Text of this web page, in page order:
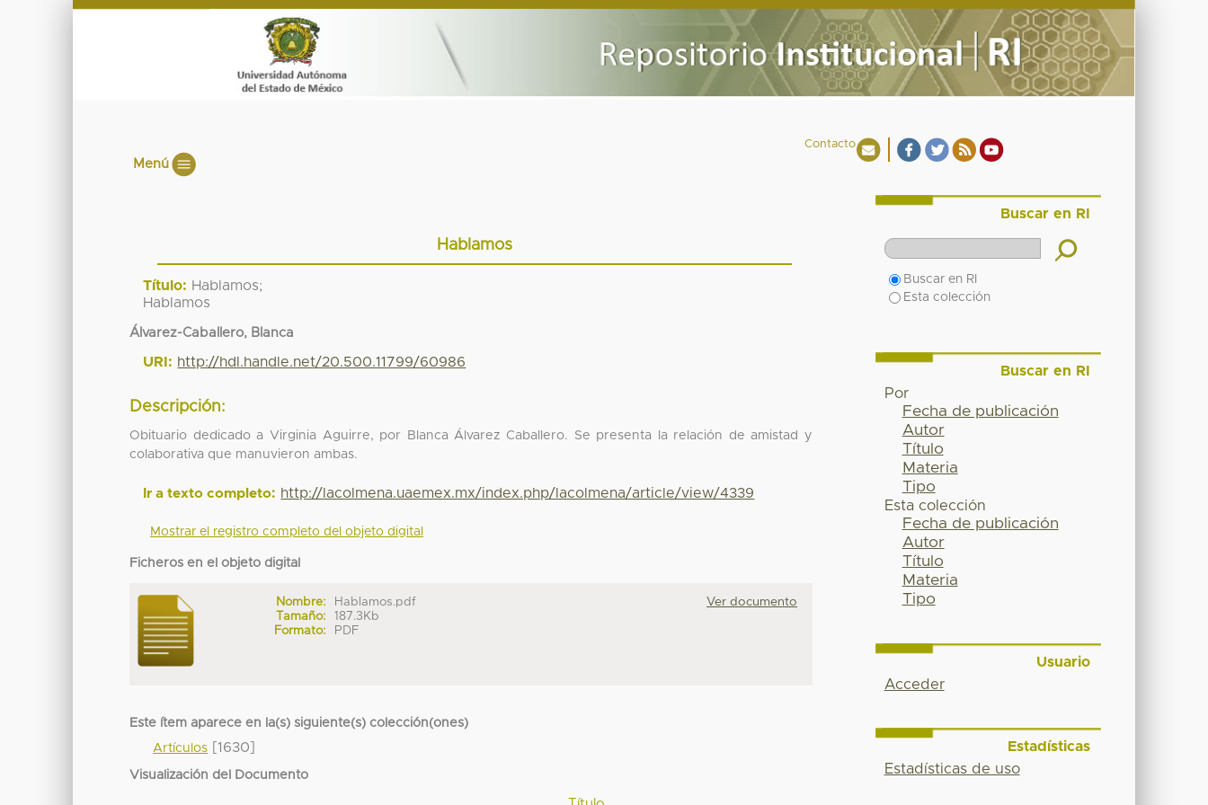
Contacto
Menú
Hablamos
Título: Hablamos;
Hablamos
Álvarez-Caballero, Blanca
URI: http://hdl.handle.net/20.500.11799/60986
Descripción:
Obituario dedicado a Virginia Aguirre, por Blanca Álvarez Caballero. Se presenta la relación de amistad y
colaborativa que manuvieron ambas.
Ir a texto completo: http://lacolmena.uaemex.mx/index.php/lacolmena/article/view/4339
Mostrar el registro completo del objeto digital
Ficheros en el objeto digital
Nombre:
Hablamos.pdf
Tamaño:
187.3Kb
Formato:
PDF
Ver documento
Este ítem aparece en la(s) siguiente(s) colección(ones)
Artículos [1630]
Visualización del Documento
Buscar en RI
Buscar en RI
Esta colección
Buscar en RI
Por
Fecha de publicación
Autor
Título
Materia
Tipo
Esta colección
Fecha de publicación
Autor
Título
Materia
Tipo
Usuario
Acceder
Estadísticas
Estadísticas de uso